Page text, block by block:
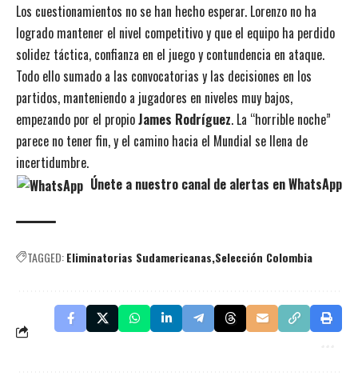
Los cuestionamientos no se han hecho esperar. Lorenzo no ha
logrado mantener el nivel competitivo y que el equipo ha perdido
solidez táctica, confianza en el juego y contundencia en ataque.
Todo ello sumado a las convocatorias y las decisiones en los
partidos, manteniendo a jugadores en niveles muy bajos,
empezando por el propioJames Rodríguez. La “horrible noche”
parece no tener fin, y el camino hacia el Mundial se llena de
incertidumbre.
Únete a nuestro canal de alertas en WhatsApp
TAGGED:Eliminatorias Sudamericanas Selección Colombia